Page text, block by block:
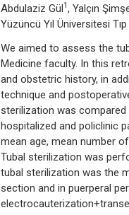
Abdulaziz Gül1 , Yalçın
Yüzüncü Yıl Üniversitesi
We aimed to assess the
Medicine faculty. In this
and obstetric history, in
technique and
sterilization was
hospitalized and policlinic
mean age, mean number
Tubal sterilization was
tubal sterilization was the
section and in puerperal